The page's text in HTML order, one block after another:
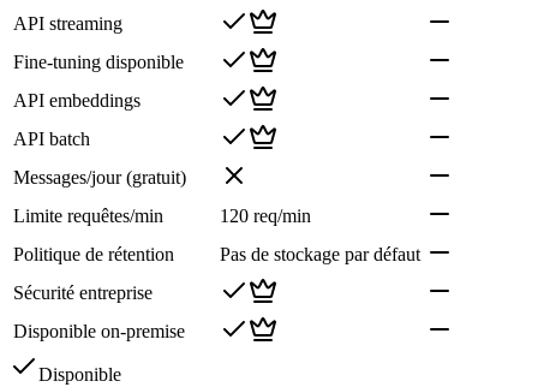
API streaming
Fine-tuning disponible
API embeddings
API batch
Messages/jour (gratuit)
Limite requêtes/min
120 req/min
Politique de rétention
Pas de stockage par défaut
Sécurité entreprise
Disponible on-premise
Disponible